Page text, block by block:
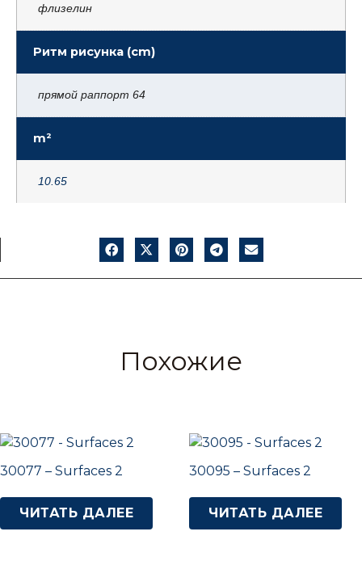
флизелин
Ритм рисунка (cm)
прямой раппорт 64
m²
10.65
Похожие
30077 – Surfaces 2
ЧИТАТЬ ДАЛЕЕ
30095 – Surfaces 2
ЧИТАТЬ ДАЛЕЕ